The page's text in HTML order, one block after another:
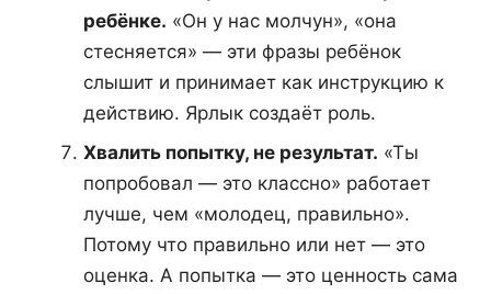
ребёнке. «Он у нас молчун», «она
стесняется» — эти фразы ребёнок
слышит и принимает как инструкцию к
действию. Ярлык создаёт роль.
Хвалить попытку, не результат. «Ты
попробовал — это классно» работает
лучше, чем «молодец, правильно».
Потому что правильно или нет — это
оценка. А попытка — это ценность сама